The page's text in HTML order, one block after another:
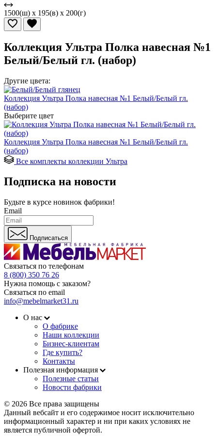
1500(ш) x 195(в) x 200(г)
Коллекция Ультра Полка навесная №1
Белый/Белый гл. (набор)
Другие цвета:
Коллекция Ультра Полка навесная №1 Белый/Белый гл.
(набор)
Выберите цвет
Коллекция Ультра Полка навесная №1 Белый/Белый гл.
(набор)
Все комплекты коллекции Ультра
Подписка на новости
Будьте в курсе новинок фабрики!
Email
Подписаться
Связаться по телефонам
8 (800) 350 76 26
Нужна помощь с заказом?
Связаться по email
info@mebelmarket31.ru
О нас
О фабрике
Наши коллекции
Бизнес-клиентам
Где купить?
Контакты
Полезная информация
Полезные статьи
Новости фабрики
© 2026 Все права защищены
Данный вебсайт и его содержимое носит исключительно
информационный характер и ни при каких условиях не
является публичной офертой.